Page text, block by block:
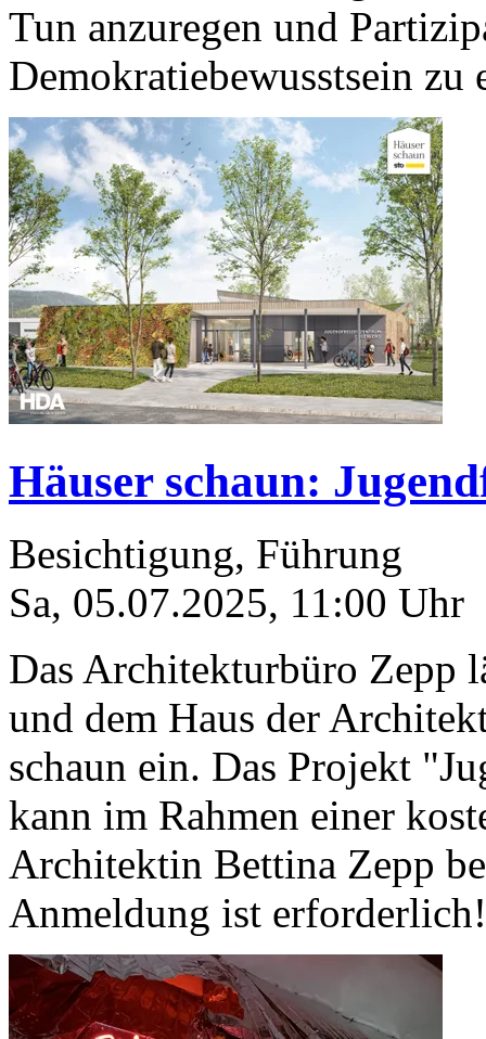
Tun anzuregen und
Demokratiebewusstsein zu
Häuser schaun:
Besichtigung, Führung
Sa, 05.07.2025, 11:00 Uhr
Das Architekturbüro Zepp
und dem Haus der
schaun ein. Das Projekt
kann im Rahmen einer
Architektin Bettina Zepp
Anmeldung ist erforderlich!